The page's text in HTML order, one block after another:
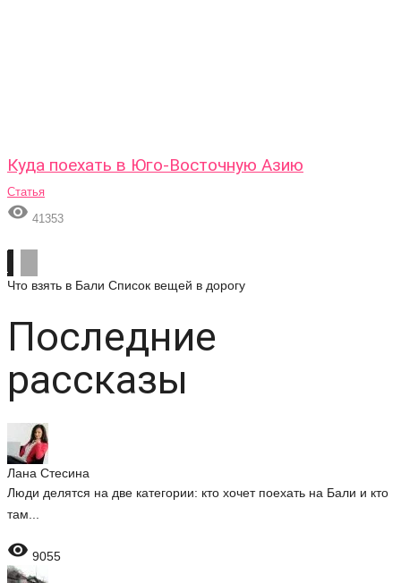
Куда поехать в Юго-Восточную Азию
Статья
 41353
Что взять в Бали Список вещей в дорогу
Последние
рассказы
Лана Стесина
Люди делятся на две категории: кто хочет поехать на Бали и кто
там...
 9055